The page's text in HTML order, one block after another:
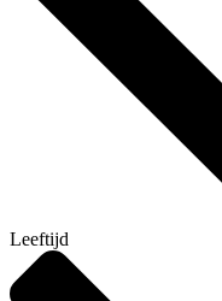
Leeftijd